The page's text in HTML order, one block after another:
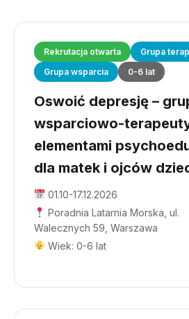
Rekrutacja otwarta
Grupa
Grupa wsparcia
0-6 lat
Oswoić depresję –
wsparciowo-
elementami
dla matek i ojców
01.10-17.12.2026
Poradnia Latarnia Morska, ul.
Walecznych 59, Warszawa
Wiek: 0-6 lat